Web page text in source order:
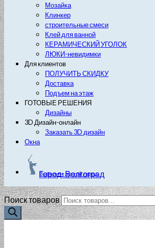
Мозайка
Клинкер
строительные смеси
Клей для ванной
КЕРАМИЧЕСКИЙ УГОЛОК
ЛЮКИ-невидимки
Для клиентов
ПОЛУЧИТЬ СКИДКУ
Доставка
Подъем на этаж
ГОТОВЫЕ РЕШЕНИЯ
Дизайны
3D Дизайн-онлайн
Заказать 3D дизайн
Окна
Город: Волгоград
Выберите другой город
Поиск товаров